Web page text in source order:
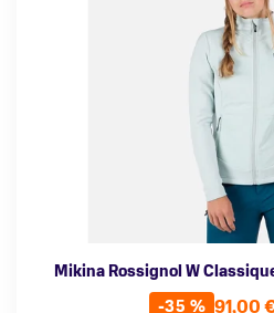
Mikina Rossignol W
-35 % 91,00